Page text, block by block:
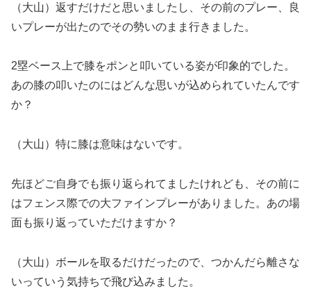
（大山）返すだけだと思いましたし、その前のプレー、良
いプレーが出たのでその勢いのまま行きました。
2塁ベース上で膝をポンと叩いている姿が印象的でした。
あの膝の叩いたのにはどんな思いが込められていたんです
か？
（大山）特に膝は意味はないです。
先ほどご自身でも振り返られてましたけれども、その前に
はフェンス際での大ファインプレーがありました。あの場
面も振り返っていただけますか？
（大山）ボールを取るだけだったので、つかんだら離さな
いっていう気持ちで飛び込みました。